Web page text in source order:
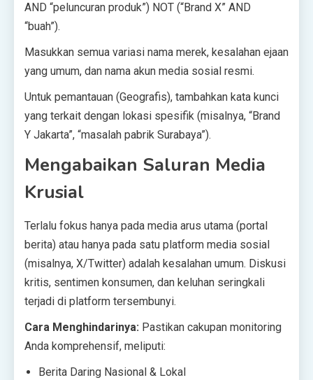
AND “peluncuran produk”) NOT (“Brand X” AND
“buah”).
Masukkan semua variasi nama merek, kesalahan ejaan
yang umum, dan nama akun media sosial resmi.
Untuk pemantauan (Geografis), tambahkan kata kunci
yang terkait dengan lokasi spesifik (misalnya, “Brand
Y Jakarta”, “masalah pabrik Surabaya”).
Mengabaikan Saluran Media
Krusial
Terlalu fokus hanya pada media arus utama (portal
berita) atau hanya pada satu platform media sosial
(misalnya, X/Twitter) adalah kesalahan umum. Diskusi
kritis, sentimen konsumen, dan keluhan seringkali
terjadi di platform tersembunyi.
Cara Menghindarinya: Pastikan cakupan monitoring
Anda komprehensif, meliputi:
Berita Daring Nasional & Lokal